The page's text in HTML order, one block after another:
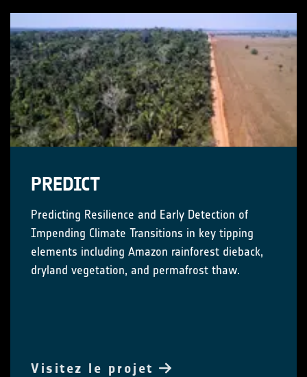
PREDICT
Predicting Resilience and Early Detection of
Impending Climate Transitions in key tipping
elements including Amazon rainforest dieback,
dryland vegetation, and permafrost thaw.
Visitez le projet